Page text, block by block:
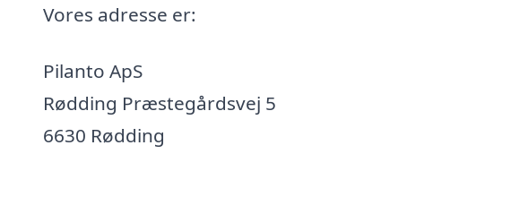
Vores adresse er:
Pilanto ApS
Rødding Præstegårdsvej 5
6630 Rødding